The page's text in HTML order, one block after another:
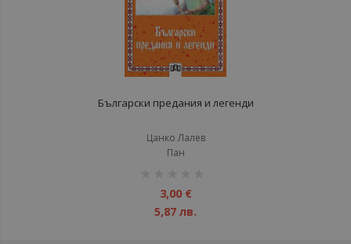
Български предания и легенди
Цанко Лалев
Пан
3,00 €
5,87 лв.